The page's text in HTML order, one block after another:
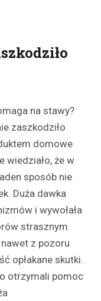
na stawy?
zaszkodziło
domowe
wiedziało, że w
sposób nie
Duża dawka
i wywołała
strasznym
z pozoru
opłakane skutki.
otrzymali pomoc